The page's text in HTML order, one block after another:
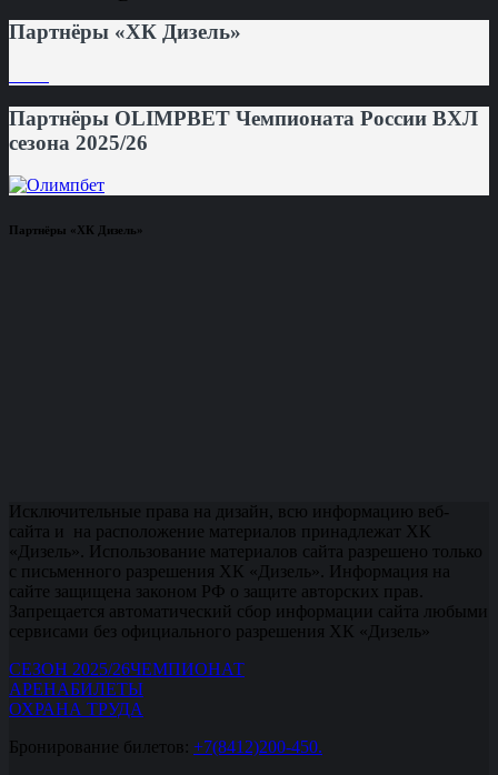
Партнёры «ХК Дизель»
Партнёры OLIMPBET Чемпионата России ВХЛ
сезона 2025/26
Партнёры «ХК Дизель»
Исключительные права на дизайн, всю информацию веб-
сайта и на расположение материалов принадлежат ХК
«Дизель». Использование материалов сайта разрешено только
с письменного разрешения ХК «Дизель». Информация на
сайте защищена законом РФ о защите авторских прав.
Запрещается автоматический сбор информации сайта любыми
сервисами без официального разрешения ХК «Дизель»
СЕЗОН 2025/26ЧЕМПИОНАТ
АРЕНАБИЛЕТЫ
ОХРАНА ТРУДА
Бронирование билетов: +7(8412)200-450.